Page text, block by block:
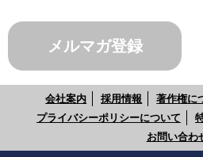
メルマガ登録
会社案内 採用情報 著作権に
プライバシーポリシーについて
お問い合わ